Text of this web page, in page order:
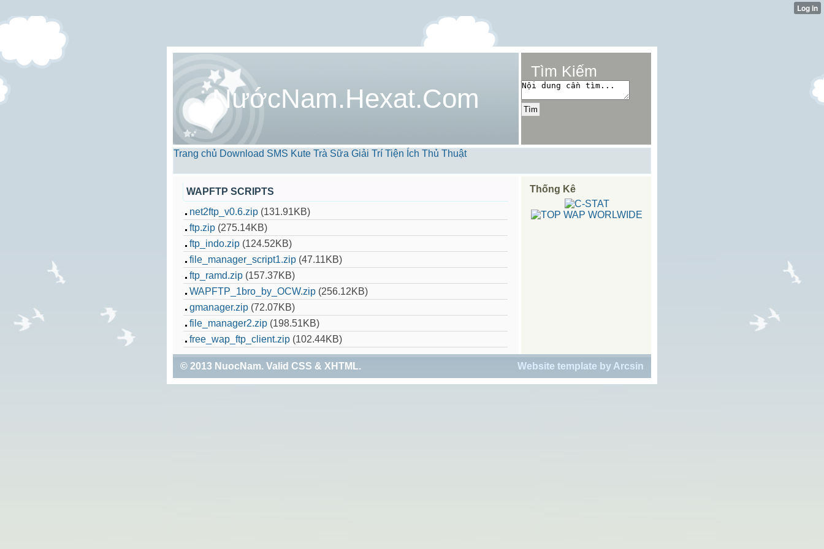
NướcNam.Hexat.Com
Tìm Kiếm
Trang chủ Download SMS Kute Trà Sữa Giải Trí Tiện Ích Thủ Thuật
WAPFTP SCRIPTS
net2ftp_v0.6.zip (131.91KB)
ftp.zip (275.14KB)
ftp_indo.zip (124.52KB)
file_manager_script1.zip (47.11KB)
ftp_ramd.zip (157.37KB)
WAPFTP_1bro_by_OCW.zip (256.12KB)
gmanager.zip (72.07KB)
file_manager2.zip (198.51KB)
free_wap_ftp_client.zip (102.44KB)
Thống Kê
© 2013 NuocNam. Valid CSS & XHTML. Website template by Arcsin